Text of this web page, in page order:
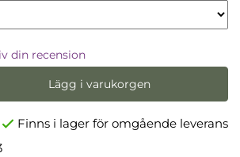
din recension
Lägg i varukorgen
Finns i lager för omgående leverans